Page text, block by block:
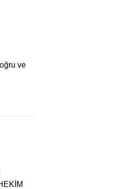
ve